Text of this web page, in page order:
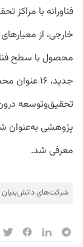
فناورانه با مراکز
جدید، ۱۶
تحقیق‌وتوسعه
پژوهشی به‌عنوان
معرفی شد.
شرکت‌های دانش‌بنیان